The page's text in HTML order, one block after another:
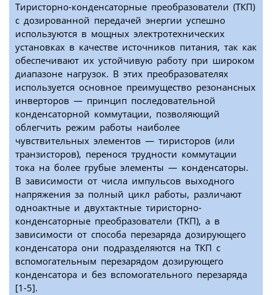
Тиристорно-конденсаторные преобразователи (ТКП)
с дозированной передачей энергии успешно
используются в мощных электротехнических
установках в качестве источников питания, так как
обеспечивают их устойчивую работу при широком
диапазоне нагрузок. В этих преобразователях
используется основное преимущество резонансных
инверторов — принцип последовательной
конденсаторной коммутации, позволяющий
облегчить режим работы наиболее
чувствительных элементов — тиристоров (или
транзисторов), перенося трудности коммутации
тока на более грубые элементы — конденсаторы.
В зависимости от числа импульсов выходного
напряжения за полный цикл работы, различают
одноактные и двухтактные тиристорно-
конденсаторные преобразователи (ТКП), а в
зависимости от способа перезаряда дозирующего
конденсатора они подразделяются на ТКП с
вспомогательным перезарядом дозирующего
конденсатора и без вспомогательного перезаряда
[1-5].